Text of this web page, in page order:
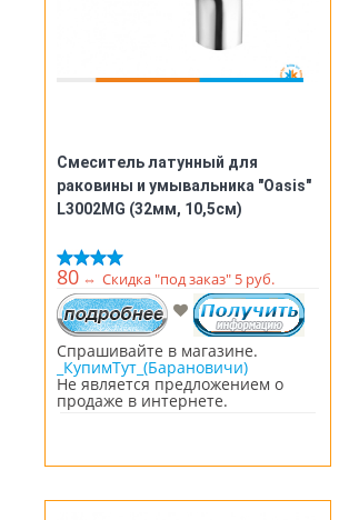
Смеситель латунный для
раковины и умывальника "Oasis"
L3002MG (32мм, 10,5см)
80 ⇔ Скидка "под заказ" 5 руб.
Спрашивайте в магазине.
_КупимТут_(Барановичи)
Не является предложением о
продаже в интернете.